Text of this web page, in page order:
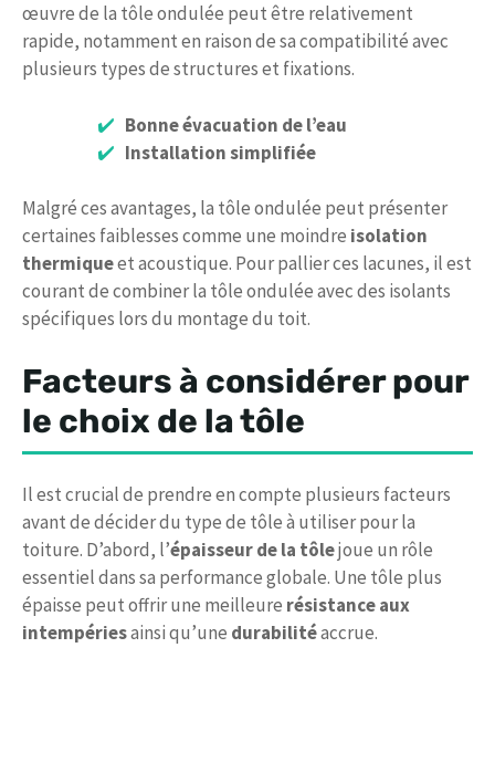
œuvre de la tôle ondulée peut être relativement
rapide, notamment en raison de sa compatibilité avec
plusieurs types de structures et fixations.
Bonne évacuation de l’eau
Installation simplifiée
Malgré ces avantages, la tôle ondulée peut présenter
certaines faiblesses comme une moindre isolation
thermiqueet acoustique. Pour pallier ces lacunes, il est
courant de combiner la tôle ondulée avec des isolants
spécifiques lors du montage du toit.
Facteurs à considérer pour
le choix de la tôle
Il est crucial de prendre en compte plusieurs facteurs
avant de décider du type de tôle à utiliser pour la
toiture. D’abord, l’épaisseur de la tôlejoue un rôle
essentiel dans sa performance globale. Une tôle plus
épaisse peut offrir une meilleure résistance aux
intempériesainsi qu’une durabilitéaccrue.